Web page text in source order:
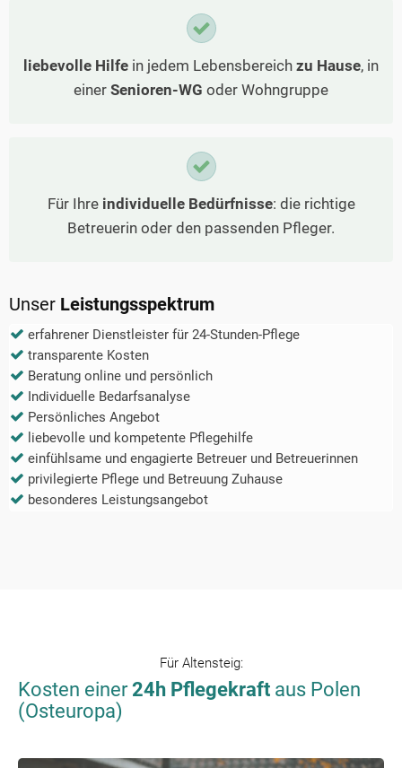
liebevolle Hilfe in jedem Lebensbereich zu Hause, in
einer Senioren-WG oder Wohngruppe
Für Ihre individuelle Bedürfnisse: die richtige
Betreuerin oder den passenden Pfleger.
Unser Leistungsspektrum
erfahrener Dienstleister für 24-Stunden-Pflege
transparente Kosten
Beratung online und persönlich
Individuelle Bedarfsanalyse
Persönliches Angebot
liebevolle und kompetente Pflegehilfe
einfühlsame und engagierte Betreuer und Betreuerinnen
privilegierte Pflege und Betreuung Zuhause
besonderes Leistungsangebot
Für Altensteig:
Kosten einer24h Pflegekraft aus Polen
(Osteuropa)